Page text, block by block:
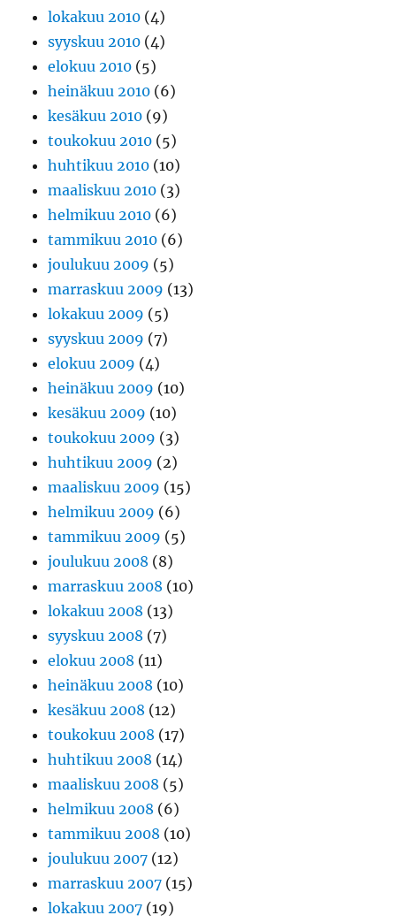
lokakuu 2010 (4)
syyskuu 2010 (4)
elokuu 2010 (5)
heinäkuu 2010 (6)
kesäkuu 2010 (9)
toukokuu 2010 (5)
huhtikuu 2010 (10)
maaliskuu 2010 (3)
helmikuu 2010 (6)
tammikuu 2010 (6)
joulukuu 2009 (5)
marraskuu 2009 (13)
lokakuu 2009 (5)
syyskuu 2009 (7)
elokuu 2009 (4)
heinäkuu 2009 (10)
kesäkuu 2009 (10)
toukokuu 2009 (3)
huhtikuu 2009 (2)
maaliskuu 2009 (15)
helmikuu 2009 (6)
tammikuu 2009 (5)
joulukuu 2008 (8)
marraskuu 2008 (10)
lokakuu 2008 (13)
syyskuu 2008 (7)
elokuu 2008 (11)
heinäkuu 2008 (10)
kesäkuu 2008 (12)
toukokuu 2008 (17)
huhtikuu 2008 (14)
maaliskuu 2008 (5)
helmikuu 2008 (6)
tammikuu 2008 (10)
joulukuu 2007 (12)
marraskuu 2007 (15)
lokakuu 2007 (19)